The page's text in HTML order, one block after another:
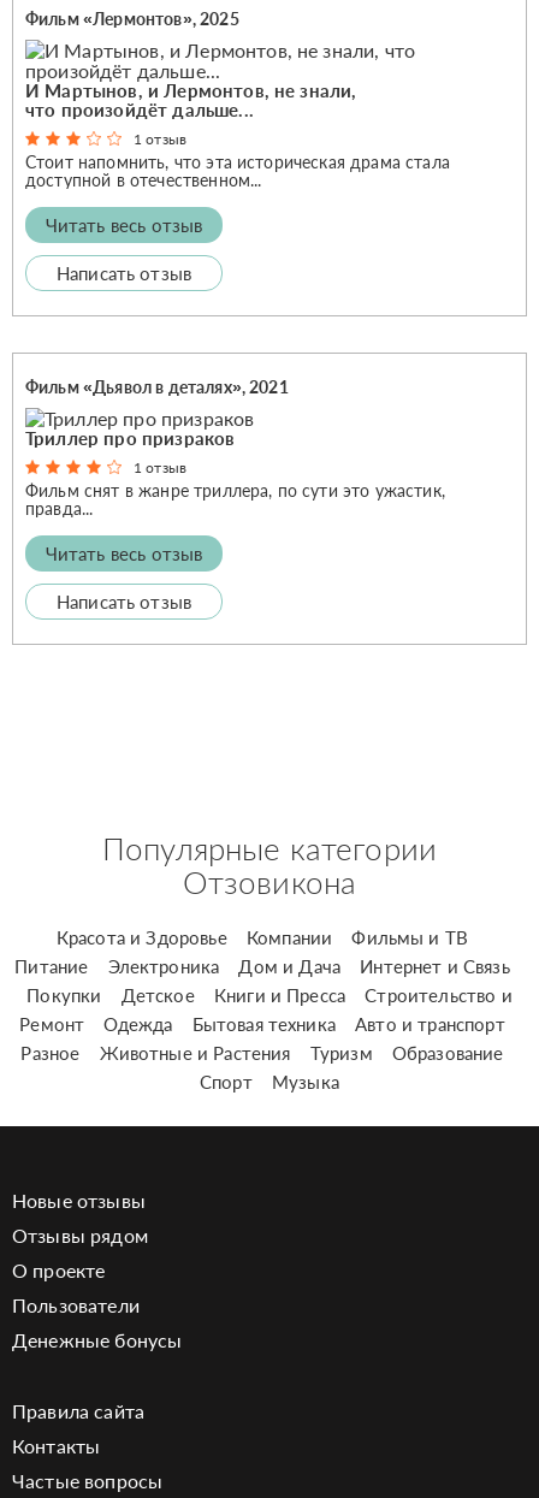
Фильм «Лермонтов», 2025
И Мартынов, и Лермонтов, не знали,
что произойдёт дальше...
1 отзыв
Стоит напомнить, что эта историческая драма стала
доступной в отечественном...
Читать весь отзыв
Написать отзыв
Фильм «Дьявол в деталях», 2021
Триллер про призраков
1 отзыв
Фильм снят в жанре триллера, по сути это ужастик,
правда...
Читать весь отзыв
Написать отзыв
Популярные категории
Отзовикона
Красота и Здоровье Компании
Фильмы и ТВ
Питание
Электроника Дом и Дача
Интернет и Связь
Покупки
Детское Книги и Пресса
Строительство и
Ремонт
Одежда Бытовая техника
Авто и транспорт
Разное
Животные и Растения Туризм
Образование
Спорт
Музыка
Новые отзывы
Отзывы рядом
О проекте
Пользователи
Денежные бонусы
Правила сайта
Контакты
Частые вопросы